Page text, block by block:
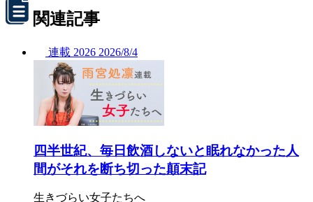
関連記事
連載 2026 2026/8/4
四半世紀、毎日飲酒しないと眠れなかった人
間がそれを断ち切った顛末記
生きづらい女子たちへ